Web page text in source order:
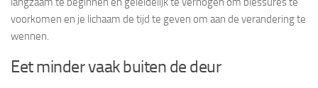
voorkomen en je lichaam de tijd te geven om aan de verandering te
wennen.
Eet minder vaak buiten de deur